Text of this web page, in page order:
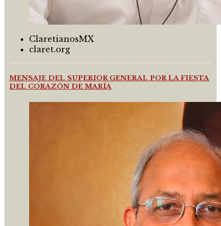
ClaretianosMX
claret.org
MENSAJE DEL SUPERIOR GENERAL POR LA FIESTA
DEL CORAZÓN DE MARÍA